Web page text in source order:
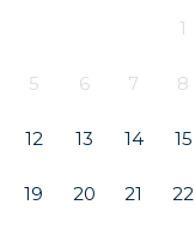
1
5 6 7 8
12 13 14 15
19 20 21 22